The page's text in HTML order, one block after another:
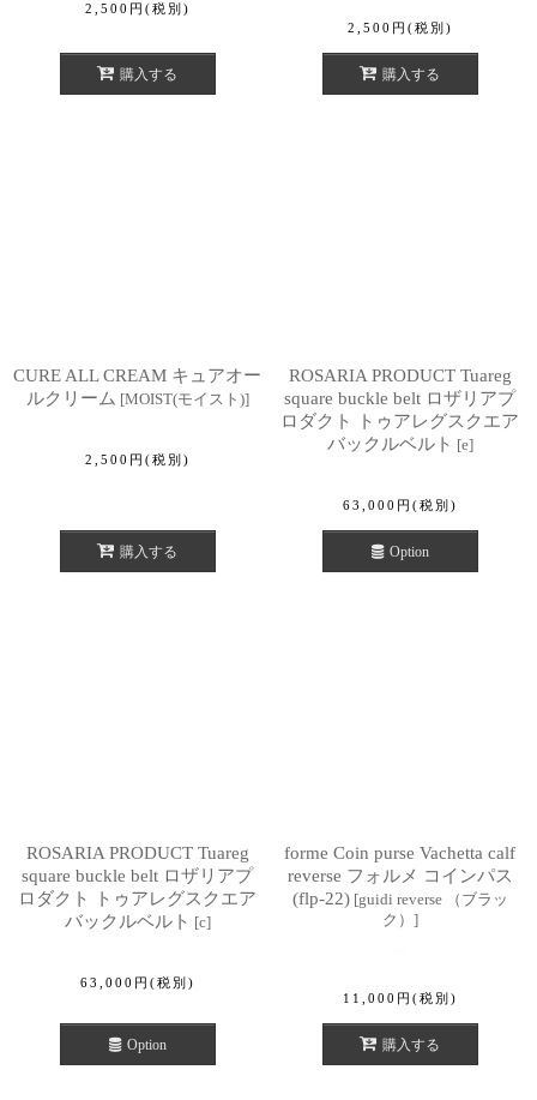
2,500 円 (税別)
購入する
2,500 円 (税別)
購入する
CURE ALL CREAM キュアオー
ルクリーム [MOIST(モイスト)]
2,500 円 (税別)
購入する
ROSARIA PRODUCT Tuareg
square buckle belt ロザリアプ
ロダクト トゥアレグスクエア
バックルベルト [e]
63,000 円 (税別)
Option
ROSARIA PRODUCT Tuareg
square buckle belt ロザリアプ
ロダクト トゥアレグスクエア
バックルベルト [c]
63,000 円 (税別)
Option
forme Coin purse Vachetta calf
reverse フォルメ コインパス
(flp-22) [guidi reverse （ブラッ
ク） ]
11,000 円 (税別)
購入する